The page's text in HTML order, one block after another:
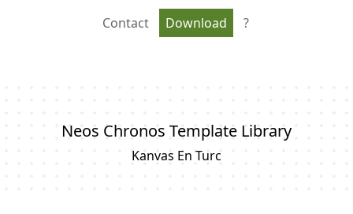
Contact Download ?
Neos Chronos Template Library
Kanvas En Turc